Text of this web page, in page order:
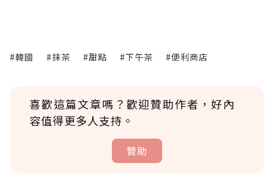
#韓國 #抹茶 #甜點 #下午茶 #便利商店
喜歡這篇文章嗎？歡迎贊助作者，好內
容值得更多人支持。
贊助